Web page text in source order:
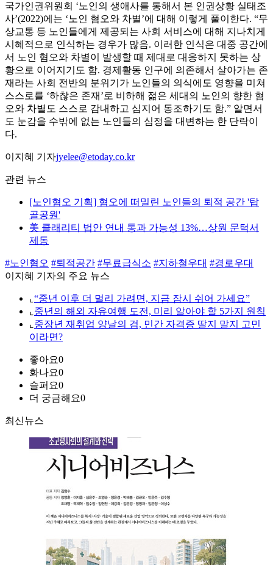
국가인권위원회 ‘노인의 생애사를 통해서 본 인권상황 실태조
사’(2022)에는 ‘노인 혐오와 차별’에 대해 이렇게 풀이한다. “무
상교통 등 노인들에게 제공되는 사회 서비스에 대해 지나치게
시혜적으로 인식하는 경우가 많음. 이러한 인식은 대중 공간에
서 노인 혐오와 차별이 발생할 때 제대로 대응하지 못하는 상
황으로 이어지기도 함. 경제활동 인구에 의존해서 살아가는 존
재라는 사회 전반의 분위기가 노인들의 의식에도 영향을 미쳐
스스로를 ‘하찮은 존재’로 비하해 젊은 세대의 노인의 향한 혐
오와 차별도 스스로 감내하고 심지어 동조하기도 함.” 알면서
도 눈감을 수밖에 없는 노인들의 심정을 대변하는 한 단락이
다.
이지혜 기자jyelee@etoday.co.kr
관련 뉴스
[노인혐오 기획] 혐오에 떠밀린 노인들의 퇴적 공간 '탑
골공원'
美 클래리티 법안 연내 통과 가능성 13%…상원 문턱서
제동
#노인혐오 #퇴적공간 #무료급식소 #지하철우대 #경로우대
이지혜 기자의 주요 뉴스
⌞ “중년 이후 더 멀리 가려면, 지금 잠시 쉬어 가세요”
⌞ 중년의 해외 자유여행 도전, 미리 알아야 할 5가지 원칙
⌞ 중장년 재취업 양날의 검, 민간 자격증 딸지 말지 고민
이라면?
좋아요0
화나요0
슬퍼요0
더 궁금해요0
최신뉴스